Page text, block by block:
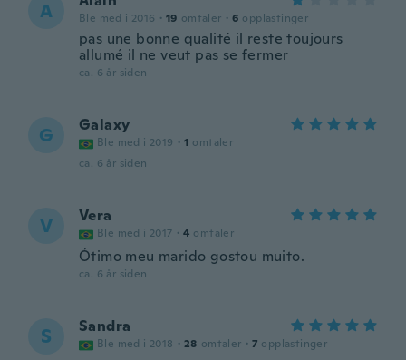
A Ble med i 2016 · 19 omtaler · 6 opplastinger
pas une bonne qualité il reste toujours
allumé il ne veut pas se fermer
ca. 6 år siden
G Galaxy
Ble med i 2019 · 1 omtaler
ca. 6 år siden
V Vera
Ble med i 2017 · 4 omtaler
Ótimo meu marido gostou muito.
ca. 6 år siden
S Sandra
Ble med i 2018 · 28 omtaler · 7 opplastinger